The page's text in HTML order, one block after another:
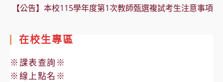
【公告】本校115學年度第1次教師甄選複試考生注意事項
在校生專區
※課表查詢※
※線上點名※